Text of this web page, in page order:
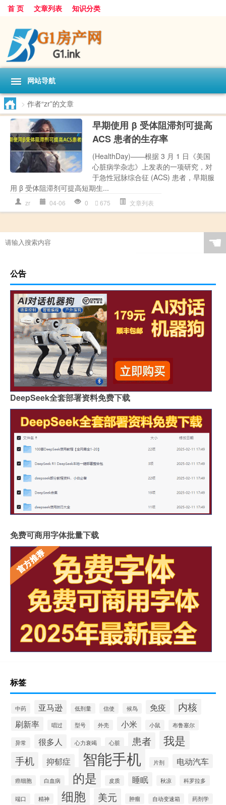
首 页 文章列表 知识分类
网站导航
> 作者“zr”的文章
早期使用 β 受体阻滞剂可提高
ACS 患者的生存率
(HealthDay)——根据 3 月 1 日《美国
心脏病学杂志》上发表的一项研究，对
于急性冠脉综合征 (ACS) 患者，早期服
用 β 受体阻滞剂可提高短期生...
zr 04-06 0 675 文章列表
☚
公告
DeepSeek全套部署资料免费下载
免费可商用字体批量下载
标签
中药 亚马逊 低剂量 信使 候鸟 免疫 内核
刷新率 唱过 型号 外壳 小米 小鼠 布鲁塞尔
异常 很多人 心力衰竭 心脏 患者 我是
手机 抑郁症 智能手机 片剂 电动汽车
癌细胞 白血病 的是 皮质 睡眠 秋凉 科罗拉多
端口 精神 细胞 美元 肿瘤 自动变速箱 药剂学